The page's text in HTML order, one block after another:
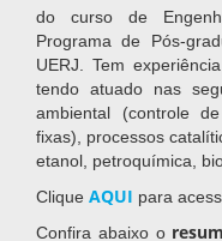
do curso de
Programa de Pós-
UERJ. Tem
tendo atuado nas
ambiental (controle
fixas), processos
etanol, petroquímica,
Clique AQUI para
Confira abaixo o